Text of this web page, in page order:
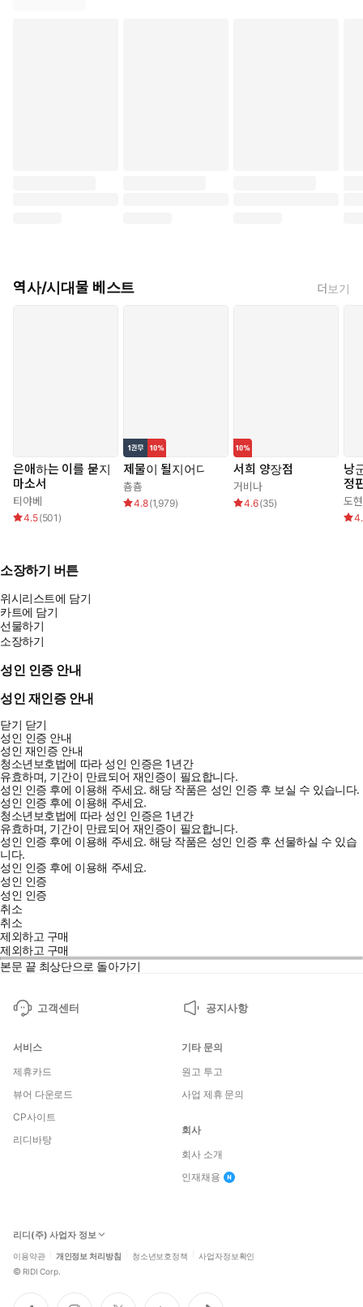
역사/시대물 베스트 더보기
은애하는 이를 묻지
마소서
티야베
4.5(501 )
제물이 될지어다
춈춈
4.8(1,979)
서희 양장점
거비나
4.6(35)
낭
정
도
소장하기 버튼
위시리스트에 담기
카트에 담기
선물하기
소장하기
성인 인증 안내
성인 재인증 안내
닫기 닫기
성인 인증 안내
성인 재인증 안내
청소년보호법에 따라 성인 인증은 1년간
유효하며, 기간이 만료되어 재인증이 필요합니다.
성인 인증 후에 이용해 주세요.해당 작품은 성인 인증 후 보실 수 있습니다.
성인 인증 후에 이용해 주세요.
청소년보호법에 따라 성인 인증은 1년간
유효하며, 기간이 만료되어 재인증이 필요합니다.
성인 인증 후에 이용해 주세요.해당 작품은 성인 인증 후 선물하실 수 있습
니다.
성인 인증 후에 이용해 주세요.
성인 인증
성인 인증
취소
취소
제외하고 구매
제외하고 구매
본문 끝 최상단으로 돌아가기
고객센터 공지사항
서비스
제휴카드
뷰어 다운로드
CP사이트
리디바탕
기타 문의
원고 투고
사업 제휴 문의
회사
회사 소개
인재채용
리디(주) 사업자 정보
이용약관 개인정보 처리방침 청소년보호정책 사업자정보확인
© RIDI Corp.